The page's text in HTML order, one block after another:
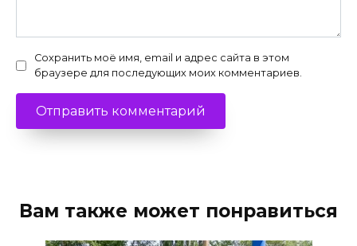
Сохранить моё имя, email и адрес сайта в этом
браузере для последующих моих комментариев.
Вам также может понравиться